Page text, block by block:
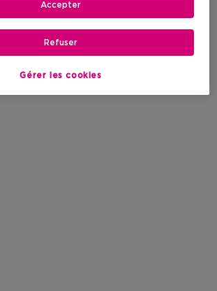
Gérer les cookies
Refuser
Accepter